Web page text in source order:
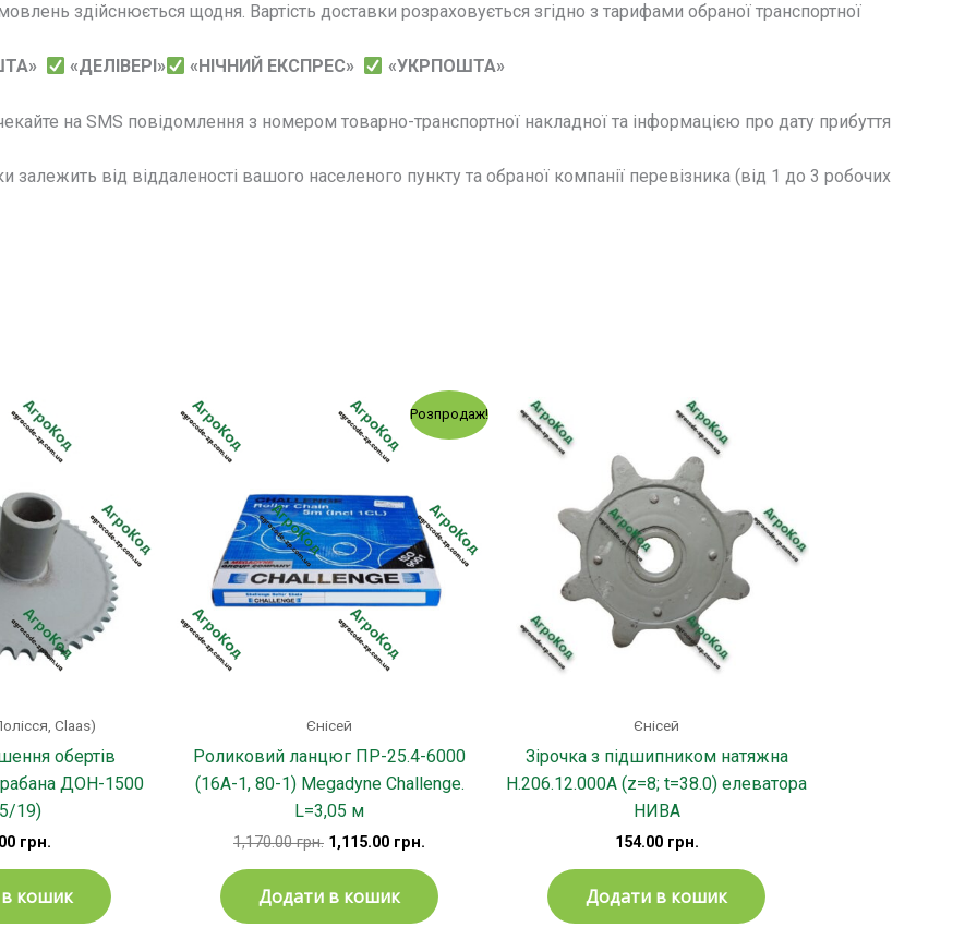
здійснюється щодня. Вартість доставки розраховується згідно з тарифами обраної транспортної
«ДЕЛІВЕРІ» «НІЧНИЙ ЕКСПРЕС» «УКРПОШТА»
на SMS повідомлення з номером товарно-транспортної накладної та інформацією про дату прибуття
залежить від віддаленості вашого населеного пункту та обраної компанії перевізника (від 1 до 3 робочих
Claas)
обертів
ДОН-1500
19)
грн.
кошик
Розпродаж!
Єнісей
Роликовий ланцюг ПР-25.4-6000
(16А-1, 80-1) Megadyne Challenge.
L=3,05 м
1,170.00грн.
Оригінальна
ціна:
1,170.00 грн..
1,115.00 грн.
Поточна
ціна:
1,115.00 грн..
Додати в кошик
Єнісей
Зірочка з підшипником натяжна
H.206.12.000А (z=8; t=38.0) елеватора
НИВА
154.00 грн.
Додати в кошик